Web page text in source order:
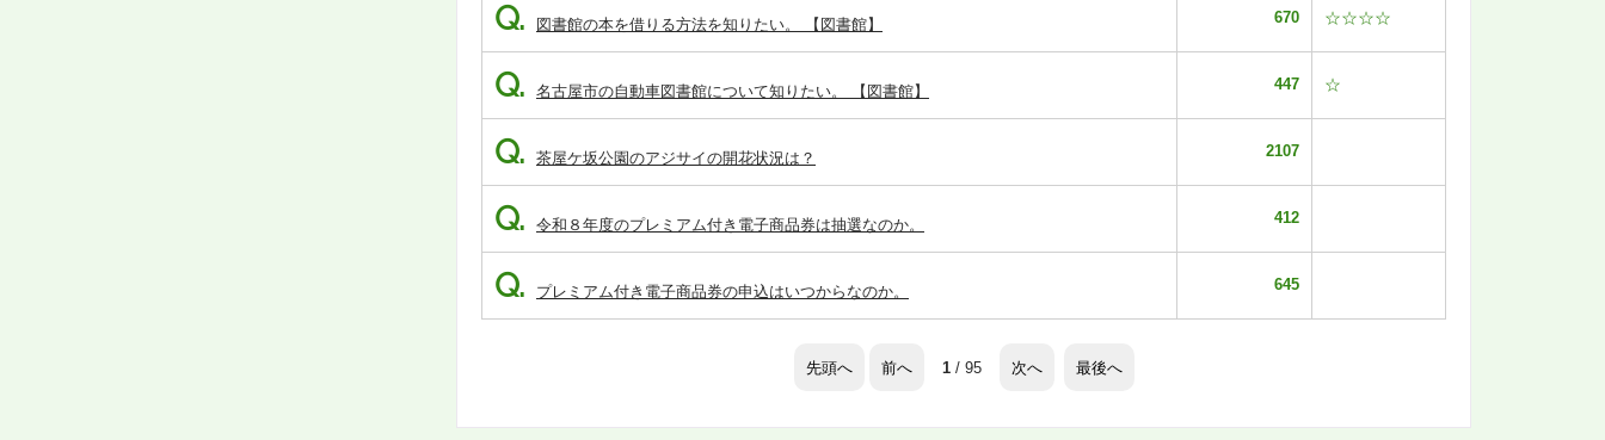
Q. 図書館の本を借りる方法を知りたい。 【図書館】 670 ☆☆☆☆
Q. 名古屋市の自動車図書館について知りたい。 【図書館】 447 ☆
Q. 茶屋ケ坂公園のアジサイの開花状況は？ 2107
Q. 令和８年度のプレミアム付き電子商品券は抽選なのか。 412
Q. プレミアム付き電子商品券の申込はいつからなのか。 645
先頭へ 前へ 1/ 95 次へ 最後へ